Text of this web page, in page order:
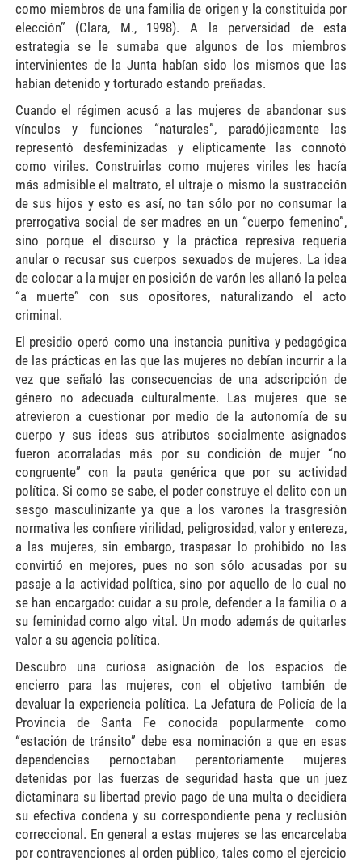
como miembros de una familia de origen y la constituida por
elección” (Clara, M., 1998). A la perversidad de esta
estrategia se le sumaba que algunos de los miembros
intervinientes de la Junta habían sido los mismos que las
habían detenido y torturado estando preñadas.
Cuando el régimen acusó a las mujeres de abandonar sus
vínculos y funciones “naturales”, paradójicamente las
representó desfeminizadas y elípticamente las connotó
como viriles. Construirlas como mujeres viriles les hacía
más admisible el maltrato, el ultraje o mismo la sustracción
de sus hijos y esto es así, no tan sólo por no consumar la
prerrogativa social de ser madres en un “cuerpo femenino”,
sino porque el discurso y la práctica represiva requería
anular o recusar sus cuerpos sexuados de mujeres. La idea
de colocar a la mujer en posición de varón les allanó la pelea
“a muerte” con sus opositores, naturalizando el acto
criminal.
El presidio operó como una instancia punitiva y pedagógica
de las prácticas en las que las mujeres no debían incurrir a la
vez que señaló las consecuencias de una adscripción de
género no adecuada culturalmente. Las mujeres que se
atrevieron a cuestionar por medio de la autonomía de su
cuerpo y sus ideas sus atributos socialmente asignados
fueron acorraladas más por su condición de mujer “no
congruente” con la pauta genérica que por su actividad
política. Si como se sabe, el poder construye el delito con un
sesgo masculinizante ya que a los varones la trasgresión
normativa les confiere virilidad, peligrosidad, valor y entereza,
a las mujeres, sin embargo, traspasar lo prohibido no las
convirtió en mejores, pues no son sólo acusadas por su
pasaje a la actividad política, sino por aquello de lo cual no
se han encargado: cuidar a su prole, defender a la familia o a
su feminidad como algo vital. Un modo además de quitarles
valor a su agencia política.
Descubro una curiosa asignación de los espacios de
encierro para las mujeres, con el objetivo también de
devaluar la experiencia política. La Jefatura de Policía de la
Provincia de Santa Fe conocida popularmente como
“estación de tránsito” debe esa nominación a que en esas
dependencias pernoctaban perentoriamente mujeres
detenidas por las fuerzas de seguridad hasta que un juez
dictaminara su libertad previo pago de una multa o decidiera
su efectiva condena y su correspondiente pena y reclusión
correccional. En general a estas mujeres se las encarcelaba
por contravenciones al orden público, tales como el ejercicio